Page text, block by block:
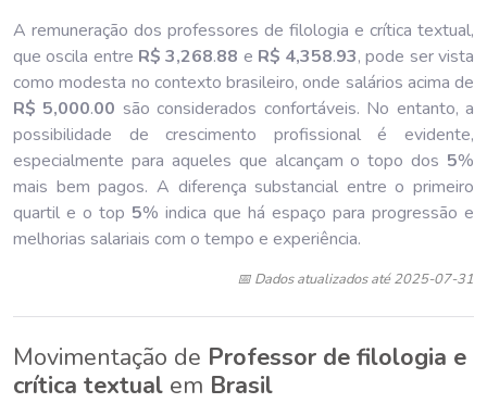
A remuneração dos professores de filologia e crítica textual,
que oscila entre R$ 3,268.88 e R$ 4,358.93, pode ser vista
como modesta no contexto brasileiro, onde salários acima de
R$ 5,000.00 são considerados confortáveis. No entanto, a
possibilidade de crescimento profissional é evidente,
especialmente para aqueles que alcançam o topo dos 5%
mais bem pagos. A diferença substancial entre o primeiro
quartil e o top 5% indica que há espaço para progressão e
melhorias salariais com o tempo e experiência.
📅 Dados atualizados até 2025-07-31
Movimentação de Professor de filologia e
crítica textual em Brasil